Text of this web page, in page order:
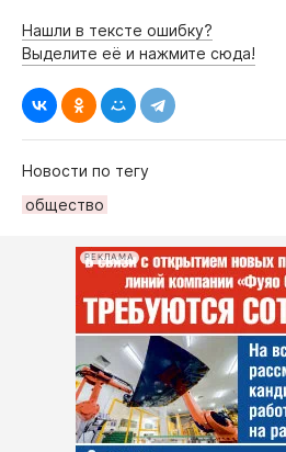
Нашли в тексте ошибку?
Выделите её и нажмите сюда!
Новости по тегу
общество
РЕКЛАМА